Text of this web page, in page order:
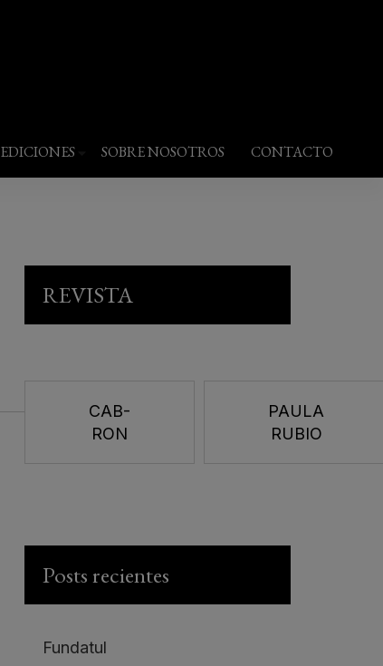
EDICIONES SOBRE NOSOTROS CONTACTO
REVISTA
CAB-
RON
PAULA
RUBIO
Posts recientes
Fundatul